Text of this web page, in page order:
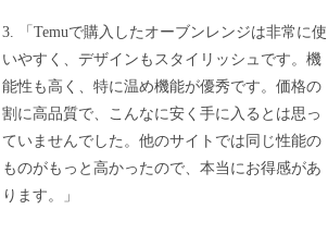
3. 「Temuで購入したオーブンレンジは非常に使
いやすく、デザインもスタイリッシュです。機
能性も高く、特に温め機能が優秀です。価格の
割に高品質で、こんなに安く手に入るとは思っ
ていませんでした。他のサイトでは同じ性能の
ものがもっと高かったので、本当にお得感があ
ります。」